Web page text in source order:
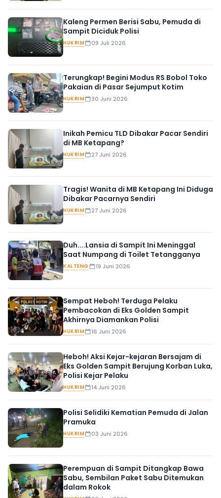
Kaleng Permen Berisi Sabu, Pemuda di
Sampit Diciduk Polisi
HUKRIM 09 Juli 2026
Terungkap! Begini Modus RS Bobol Toko
Pakaian di Pasar Sejumput Kotim
HUKRIM 30 Juni 2026
Inikah Pemicu TLD Dibakar Pacar Sendiri
di MB Ketapang?
HUKRIM 27 Juni 2026
Tragis! Wanita di MB Ketapang Ini Diduga
Dibakar Pacarnya Sendiri
HUKRIM 27 Juni 2026
Duh....Lansia di Sampit Ini Meninggal
Saat Numpang di Toilet Tetangganya
KALTENG 19 Juni 2026
Sempat Heboh! Terduga Pelaku
Pembacokan di Eks Golden Sampit
Akhirnya Diamankan Polisi
HUKRIM 16 Juni 2026
Heboh! Aksi Kejar-kejaran Bersajam di
Eks Golden Sampit Berujung Korban Luka,
Polisi Kejar Pelaku
HUKRIM 14 Juni 2026
Polisi Selidiki Kematian Pemuda di Jalan
Pramuka
HUKRIM 03 Juni 2026
Perempuan di Sampit Ditangkap Bawa
Sabu, Sembilan Paket Sabu Ditemukan
dalam Rokok